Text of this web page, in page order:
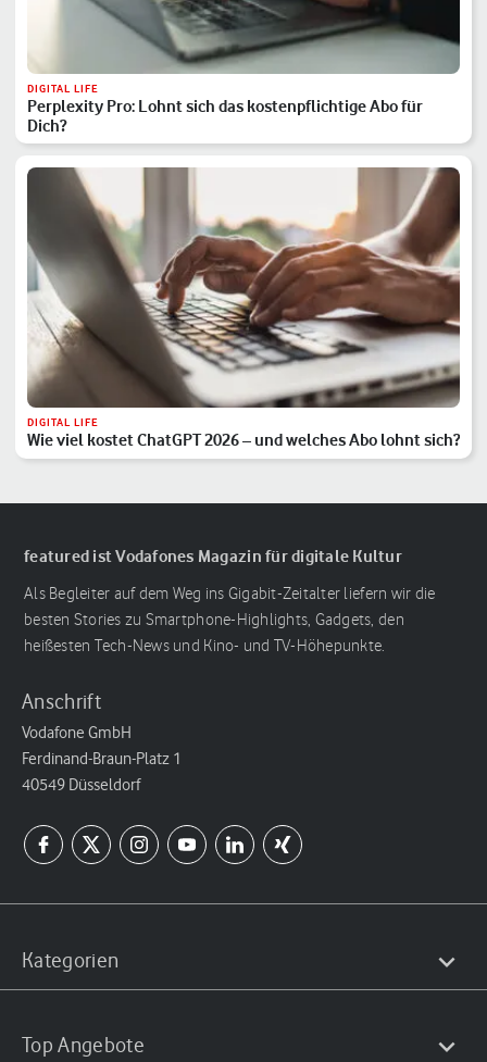
DIGITAL LIFE
Perplexity Pro: Lohnt sich das kostenpflichtige Abo für
Dich?
DIGITAL LIFE
Wie viel kostet ChatGPT 2026 – und welches Abo lohnt sich?
featured ist Vodafones Magazin für digitale Kultur
Als Begleiter auf dem Weg ins Gigabit-Zeitalter liefern wir die
besten Stories zu Smartphone-Highlights, Gadgets, den
heißesten Tech-News und Kino- und TV-Höhepunkte.
Anschrift
Vodafone GmbH
Ferdinand-Braun-Platz 1
40549 Düsseldorf
Kategorien
Top Angebote